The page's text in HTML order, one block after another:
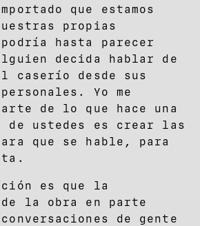
que estamos
propias
hasta parecer
decida hablar de
caserío desde sus
Yo me
de lo que hace una
de ustedes es crear las
que se hable, para
es que la
la obra en parte
de gente